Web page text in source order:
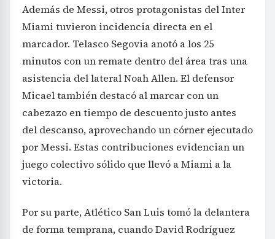
Además de Messi, otros protagonistas del Inter
Miami tuvieron incidencia directa en el
marcador. Telasco Segovia anotó a los 25
minutos con un remate dentro del área tras una
asistencia del lateral Noah Allen. El defensor
Micael también destacó al marcar con un
cabezazo en tiempo de descuento justo antes
del descanso, aprovechando un córner ejecutado
por Messi. Estas contribuciones evidencian un
juego colectivo sólido que llevó a Miami a la
victoria.
Por su parte, Atlético San Luis tomó la delantera
de forma temprana, cuando David Rodríguez